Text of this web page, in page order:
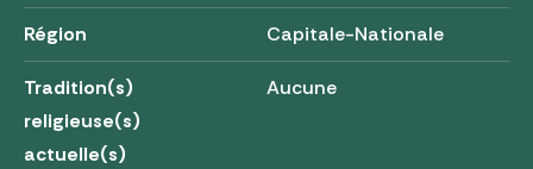
Région Capitale-Nationale
Tradition(s)
religieuse(s)
actuelle(s)
Aucune